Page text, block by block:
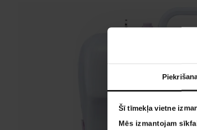
Šī tīmekļa vietne
Mēs izmantojam